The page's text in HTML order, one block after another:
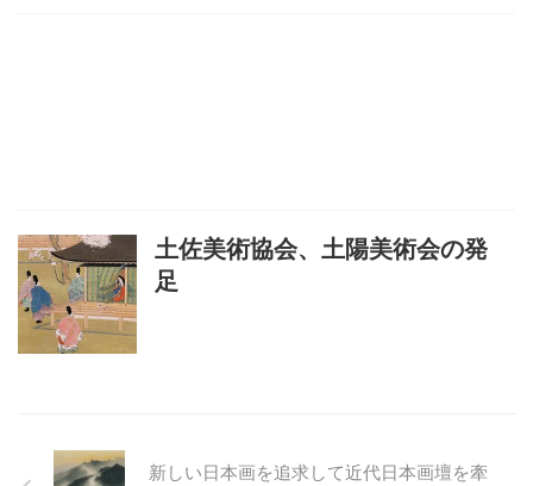
土佐美術協会、土陽美術会の発
足
新しい日本画を追求して近代日本画壇を牽